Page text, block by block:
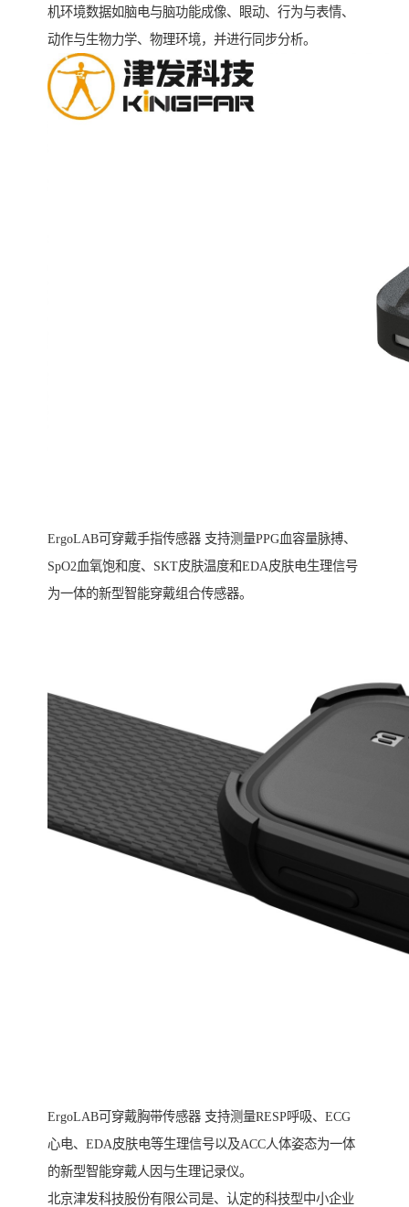
机环境数据如脑电与脑功能成像、眼动、行为与表情、
动作与生物力学、物理环境，并进行同步分析。
ErgoLAB可穿戴手指传感器 支持测量PPG血容量脉搏、
SpO2血氧饱和度、SKT皮肤温度和EDA皮肤电生理信号
为一体的新型智能穿戴组合传感器。
ErgoLAB可穿戴胸带传感器 支持测量RESP呼吸、ECG
心电、EDA皮肤电等生理信号以及ACC人体姿态为一体
的新型智能穿戴人因与生理记录仪。
北京津发科技股份有限公司是、认定的科技型中小企业